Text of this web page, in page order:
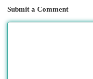
Submit a Comment